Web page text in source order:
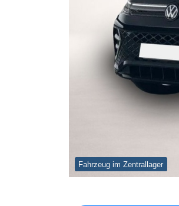
Fahrzeug im Zentrallager